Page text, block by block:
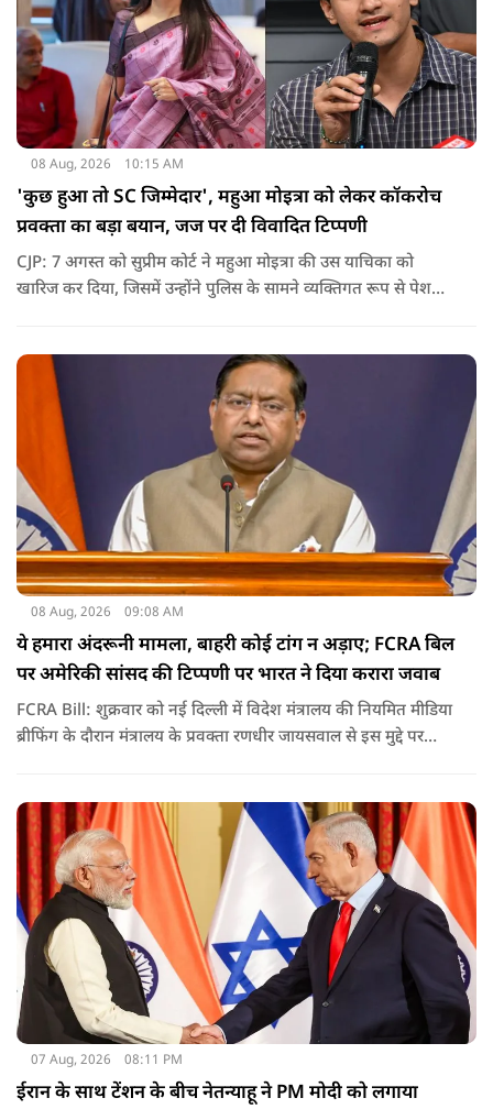
08 Aug, 2026 10:15 AM
'कुछ हुआ तो SC जिम्मेदार', महुआ मोइत्रा को लेकर कॉकरोच
प्रवक्ता का बड़ा बयान, जज पर दी विवादित टिप्पणी
CJP: 7 अगस्त को सुप्रीम कोर्ट ने महुआ मोइत्रा की उस याचिका को
खारिज कर दिया, जिसमें उन्होंने पुलिस के सामने व्यक्तिगत रूप से पेश
केंद्र बन गई है.
08 Aug, 2026 09:08 AM
ये हमारा अंदरूनी मामला, बाहरी कोई टांग न अड़ाए; FCRA बिल
पर अमेरिकी सांसद की टिप्पणी पर भारत ने दिया करारा जवाब
FCRA Bill: शुक्रवार को नई दिल्ली में विदेश मंत्रालय की नियमित मीडिया
ब्रीफिंग के दौरान मंत्रालय के प्रवक्ता रणधीर जायसवाल से इस मुद्दे पर
की संसद करती है.
07 Aug, 2026 08:11 PM
ईरान के साथ टेंशन के बीच नेतन्याहू ने PM मोदी को लगाया